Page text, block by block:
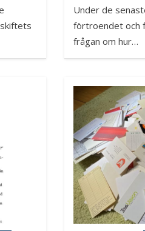
Under de
förtroendet och
frågan om hur…